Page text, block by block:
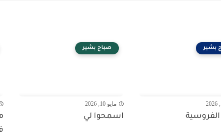
بشير
الفروسية
صباح بشير
مايو 10, 2026
اسمحوا لي